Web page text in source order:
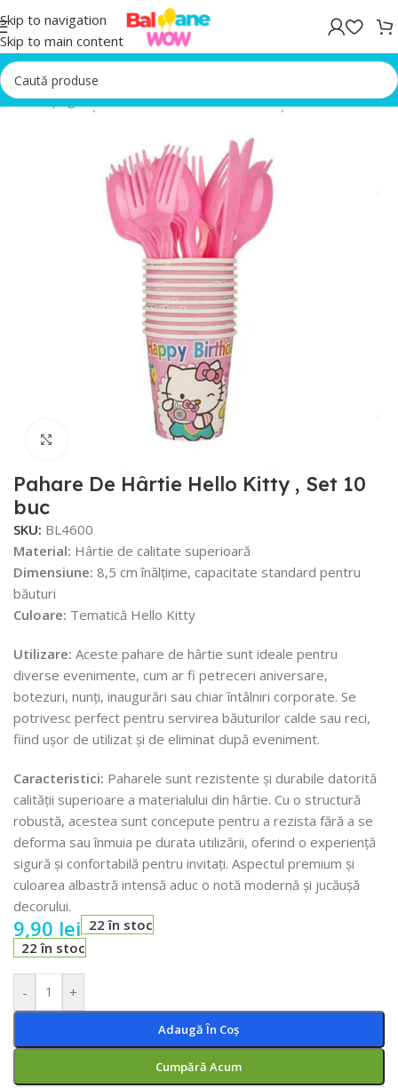
Skip to navigation
Skip to main content
Prima pagină/Accesorii Petrecere
Faceți click pentru a mări
Pahare De Hârtie Hello Kitty , Set 10
buc
SKU: BL4600
Material: Hârtie de calitate superioară
Dimensiune: 8,5 cm înălțime, capacitate standard pentru
băuturi
Culoare: Tematică Hello Kitty
Utilizare: Aceste pahare de hârtie sunt ideale pentru
diverse evenimente, cum ar fi petreceri aniversare,
botezuri, nunți, inaugurări sau chiar întâlniri corporate. Se
potrivesc perfect pentru servirea băuturilor calde sau reci,
fiind ușor de utilizat și de eliminat după eveniment.
Caracteristici: Paharele sunt rezistente și durabile datorită
calității superioare a materialului din hârtie. Cu o structură
robustă, acestea sunt concepute pentru a rezista fără a se
deforma sau înmuia pe durata utilizării, oferind o experiență
sigură și confortabilă pentru invitați. Aspectul premium și
culoarea albastră intensă aduc o notă modernă și jucăușă
decorului.
9,90 lei 22 în stoc
22 în stoc
- +
Adaugă În Coș
Cumpără Acum